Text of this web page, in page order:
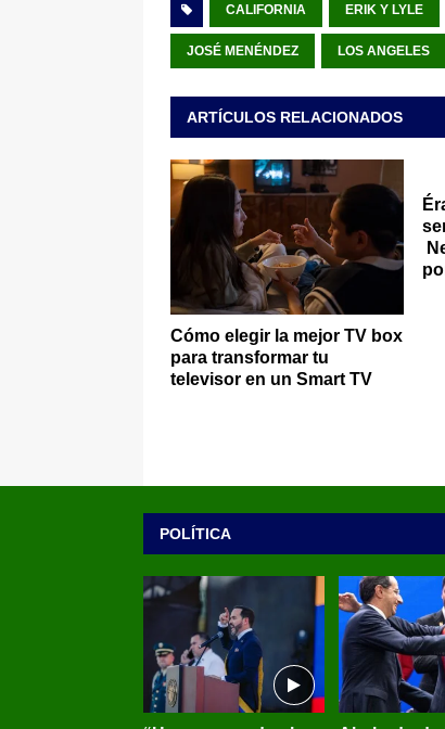
CALIFORNIA ERIK Y LYLE
JOSÉ MENÉNDEZ LOS ANGELES
ARTÍCULOS RELACIONADOS
Cómo elegir la mejor TV box
para transformar tu
televisor en un Smart TV
POLÍTICA